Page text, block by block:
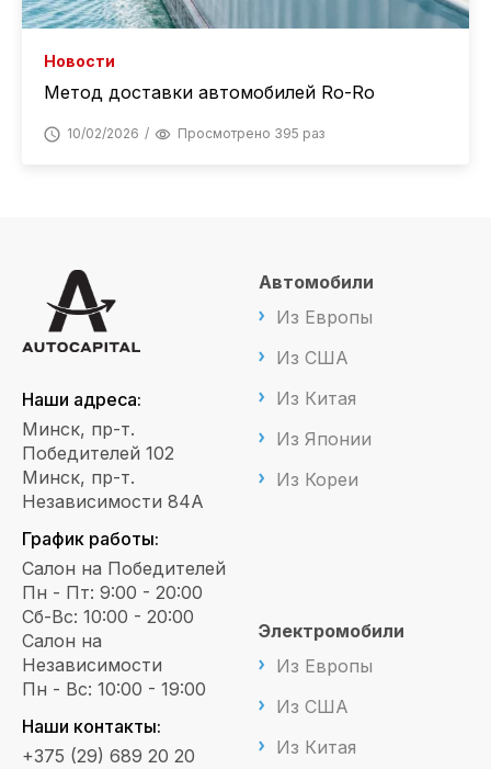
Новости
Метод доставки автомобилей Ro-Ro
10/02/2026 Просмотрено 395 раз
Наши адреса:
Минск, пр-т.
Победителей 102
Минск, пр-т.
Независимости 84А
График работы:
Салон на Победителей
Пн - Пт: 9:00 - 20:00
Сб-Вс: 10:00 - 20:00
Салон на
Независимости
Пн - Вс: 10:00 - 19:00
Наши контакты:
+375 (29) 689 20 20
Автомобили
Из Европы
Из США
Из Китая
Из Японии
Из Кореи
Электромобили
Из Европы
Из США
Из Китая